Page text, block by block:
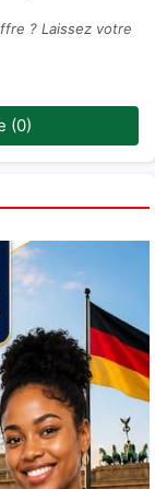
? Laissez votre
(0)